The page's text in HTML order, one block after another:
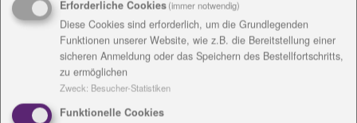
Parkatmosphäre.
Mit seiner Videoinstallation „Holzdorf Alben“ öffnet
der Weimarer Fotokünstler Claus Bach am selben Tag
ein anderes wichtiges Kapitel der Geschichte des
Landguts Holzdorf. Von 1961 – 1993 wurde der Ort
als ein Kinderheim genutzt. Sechs dokumentarisch
Erforderliche Cookies(immer notwendig)
Diese Cookies sind erforderlich, um die Grundlegenden
Funktionen unserer Website, wie z.B. die Bereitstellung einer
sicheren Anmeldung oder das Speichern des Bestellfortschritts,
zu ermöglichen
Zweck: Besucher-Statistiken
Funktionelle Cookies